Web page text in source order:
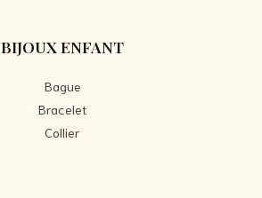
BIJOUX ENFANT
Bague
Bracelet
Collier